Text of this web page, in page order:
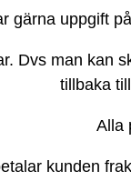
gärna uppgift
Dvs man kan
tillbaka
Alla
kunden